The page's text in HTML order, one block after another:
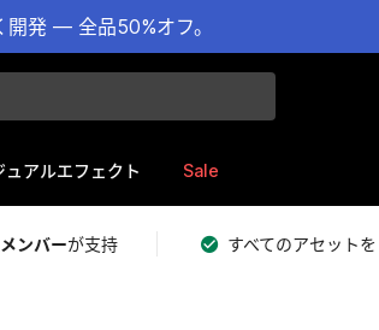
発 — 全品50%オフ。
ュアルエフェクト Sale
ンバーが支持 すべてのアセットを